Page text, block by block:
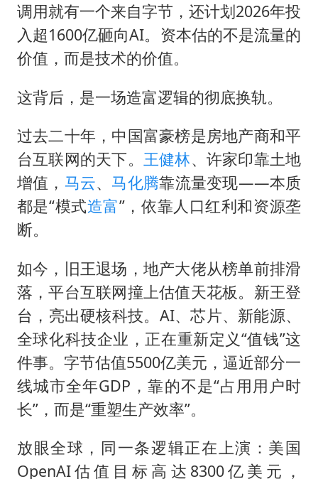
调用就有一个来自字节，还计划2026年投
入超1600亿砸向AI。资本估的不是流量的
价值，而是技术的价值。
这背后，是一场造富逻辑的彻底换轨。
过去二十年，中国富豪榜是房地产商和平
台互联网的天下。 王健林、许家印靠土地
增值， 马云、 马化腾靠流量变现——本质
都是“模式造富”，依靠人口红利和资源垄
断。
如今，旧王退场，地产大佬从榜单前排滑
落，平台互联网撞上估值天花板。新王登
台，亮出硬核科技。AI、芯片、新能源、
全球化科技企业，正在重新定义“值钱”这
件事。字节估值5500亿美元，逼近部分一
线城市全年GDP，靠的不是“占用用户时
长”，而是“重塑生产效率”。
放眼全球，同一条逻辑正在上演：美国
OpenAI估值目标高达8300亿美元，